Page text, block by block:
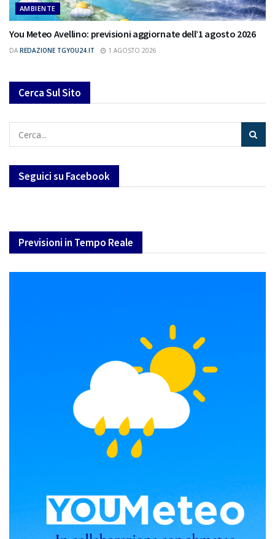
AMBIENTE
You Meteo Avellino: previsioni aggiornate dell’1 agosto 2026
DA REDAZIONE TGYOU24.IT 1 AGOSTO 2026
Cerca Sul Sito
Seguici su Facebook
Previsioni in Tempo Reale